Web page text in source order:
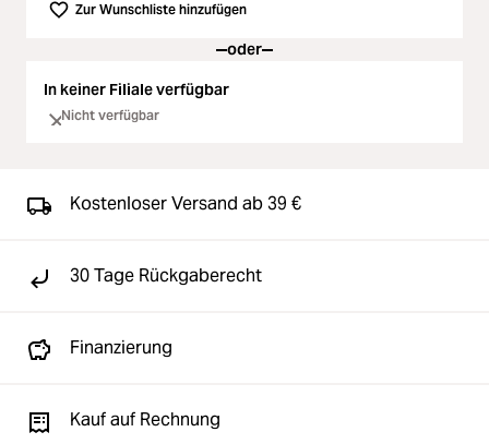
Zur Wunschliste hinzufügen
oder
In keiner Filiale verfügbar
Nicht verfügbar
Kostenloser Versand ab 39 €
30 Tage Rückgaberecht
Finanzierung
Kauf auf Rechnung